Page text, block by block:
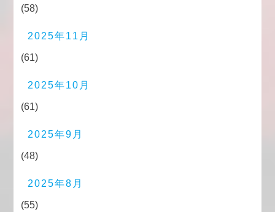
(58)
2025年11月
(61)
2025年10月
(61)
2025年9月
(48)
2025年8月
(55)